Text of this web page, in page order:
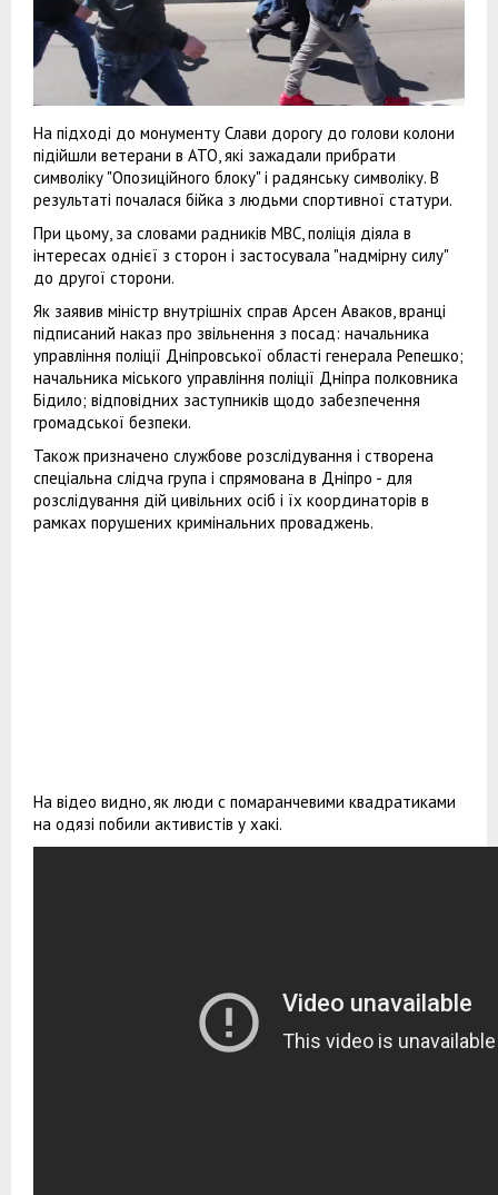
На підході до монументу Слави дорогу до голови колони
підійшли ветерани в АТО, які зажадали прибрати
символіку "Опозиційного блоку" і радянську символіку. В
результаті почалася бійка з людьми спортивної статури.
При цьому, за словами радників МВС, поліція діяла в
інтересах однієї з сторон і застосувала "надмірну силу"
до другої сторони.
Як заявив міністр внутрішніх справ Арсен Аваков, вранці
підписаний наказ про звільнення з посад: начальника
управління поліції Дніпровської області генерала Репешко;
начальника міського управління поліції Дніпра полковника
Бідило; відповідних заступників щодо забезпечення
громадської безпеки.
Також призначено службове розслідування і створена
спеціальна слідча група і спрямована в Дніпро - для
розслідування дій цивільних осіб і їх координаторів в
рамках порушених кримінальних проваджень.
На відео видно, як люди с помаранчевими квадратиками
на одязі побили активистів у хакі.